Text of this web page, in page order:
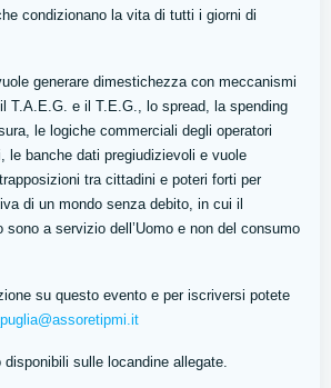
condizionano la vita di tutti i giorni di
generare dimestichezza con meccanismi
T.A.E.G. e il T.E.G., lo spread, la spending
le logiche commerciali degli operatori
le banche dati pregiudizievoli e vuole
tra cittadini e poteri forti per
di un mondo senza debito, in cui il
sono a servizio dell’Uomo e non del consumo
su questo evento e per iscriversi potete
sulle locandine allegate.